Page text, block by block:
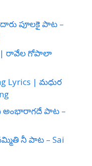
పూలకై పాట –
| రావేల గోపాలా
Lyrics | మధుర
అంభారాగదే పాట –
నీ పాట – Sai